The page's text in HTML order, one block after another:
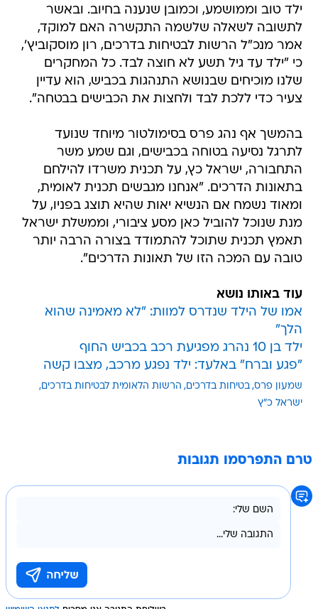
ילד טוב וממושמע, וכמובן שנענה בחיוב. ובאשר
לתשובה לשאלה שלשמה התקשרה האם למוקד,
אמר מנכ"ל הרשות לבטיחות בדרכים, רון מוסקוביץ',
כי "ילד עד גיל תשע לא חוצה לבד. כל המחקרים
שלנו מוכיחים שבנושא התנהגות בכביש, הוא עדיין
צעיר כדי ללכת לבד ולחצות את הכבישים בבטחה".
בהמשך אף נהג פרס בסימולטור מיוחד שנועד
לתרגל נסיעה בטוחה בכבישים, וגם שמע משר
התחבורה, ישראל כץ, על תכנית משרדו להילחם
בתאונות הדרכים. "אנחנו מגבשים תכנית לאומית,
ומאוד נשמח אם הנשיא יאות שהיא תוצג בפניו, על
מנת שנוכל להוביל כאן מסע ציבורי, וממשלת ישראל
תאמץ תכנית שתוכל להתמודד בצורה הרבה יותר
טובה עם המכה הזו של תאונות הדרכים".
עוד באותו נושא
אמו של הילד שנדרס למוות: "לא מאמינה שהוא
הלך"
ילד בן 10 נהרג מפגיעת רכב בכביש החוף
"פגע וברח" באלעד: ילד נפגע מרכב, מצבו קשה
שמעון פרס בטיחות בדרכים הרשות הלאומית לבטיחות בדרכים
ישראל כ"ץ
טרם התפרסמו תגובות